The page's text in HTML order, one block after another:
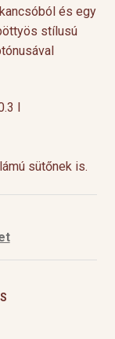
és egy
stílusú
l
sütőnek is.